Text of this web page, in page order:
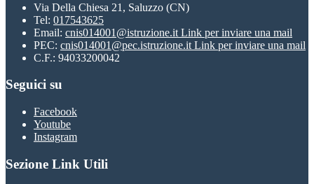
Via Della Chiesa 21, Saluzzo (CN)
Tel: 017543625
Email: cnis014001@istruzione.it Link per inviare una mail
PEC: cnis014001@pec.istruzione.it Link per inviare una mail
C.F.: 94033200042
Seguici su
Facebook
Youtube
Instagram
Sezione Link Utili